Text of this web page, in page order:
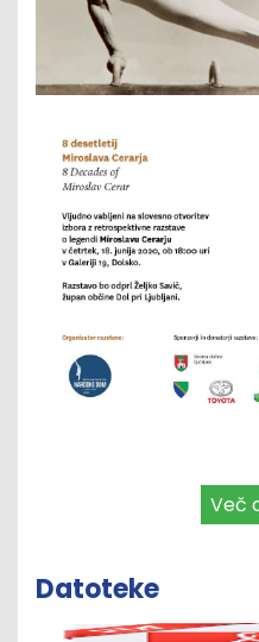
Več
Datoteke